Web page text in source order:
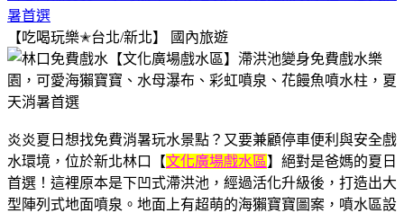
暑首選
【吃喝玩樂✭台北/新北】
國內旅遊
炎炎夏日想找免費消暑玩水景點？又要兼顧停車便利與安全戲
水環境，位於新北林口【文化廣場戲水區】絕對是爸媽的夏日
首選！這裡原本是下凹式滯洪池，經過活化升級後，打造出大
型陣列式地面噴泉。地面上有超萌的海獺寶寶圖案，噴水區設